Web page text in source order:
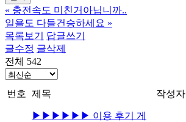
« 충전속도 미친거아닙니까..
일욜도 다들건승하세요 »
목록보기
답글쓰기
글수정 글삭제
전체 542
번호 제목 작성자
▶▶▶▶▶▶ 이용 후기 게